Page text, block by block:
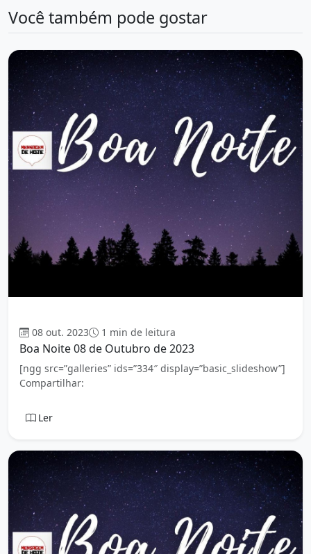
Você também pode gostar
08 out. 2023 1 min de leitura
Boa Noite 08 de Outubro de 2023
[ngg src=”galleries” ids=”334″ display=”basic_slideshow”]
Compartilhar:
Ler